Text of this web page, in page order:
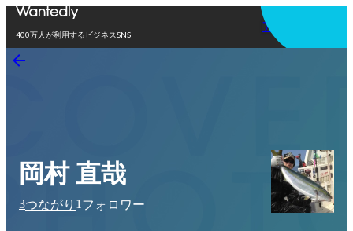
400万人が利用するビジネスSNS
アプリを使う
岡村 直哉
3つながり 1 フォロワー